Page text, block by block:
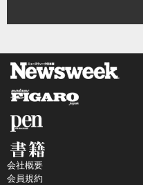
会社概要
会員規約